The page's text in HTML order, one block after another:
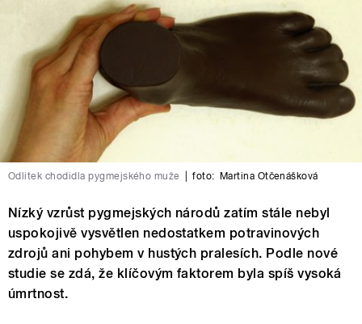
Odlitek chodidla pygmejského muže foto: Martina Otčenášková
Nízký vzrůst pygmejských národů zatím stále nebyl
uspokojivě vysvětlen nedostatkem potravinových
zdrojů ani pohybem v hustých pralesích. Podle nové
studie se zdá, že klíčovým faktorem byla spíš vysoká
úmrtnost.